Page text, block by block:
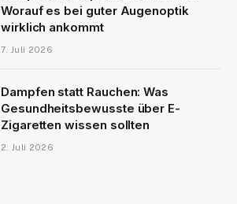
Worauf es bei guter Augenoptik
wirklich ankommt
7. Juli 2026
Dampfen statt Rauchen: Was
Gesundheitsbewusste über E-
Zigaretten wissen sollten
2. Juli 2026